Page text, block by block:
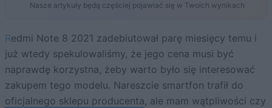
Nasze artykuły będą częściej pojawiać się w Twoich wynikach
Redmi Note 8 2021 zadebiutował parę miesięcy temu i
już wtedy spekulowaliśmy, że jego cena musi być
naprawdę korzystna, żeby warto było się interesować
zakupem tego modelu. Nareszcie smartfon trafił do
oficjalnego sklepu producenta, ale mam wątpliwości czy